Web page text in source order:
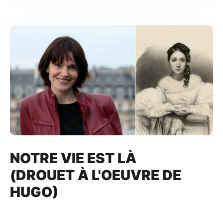
NOTRE VIE EST LÀ
(DROUET À L'OEUVRE DE
HUGO)